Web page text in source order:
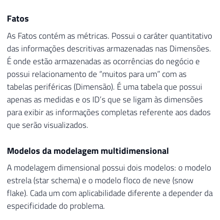
Fatos
As Fatos contém as métricas. Possui o caráter quantitativo
das informações descritivas armazenadas nas Dimensões.
É onde estão armazenadas as ocorrências do negócio e
possui relacionamento de “muitos para um” com as
tabelas periféricas (Dimensão). É uma tabela que possui
apenas as medidas e os ID’s que se ligam às dimensões
para exibir as informações completas referente aos dados
que serão visualizados.
Modelos da modelagem multidimensional
A modelagem dimensional possui dois modelos: o modelo
estrela (star schema) e o modelo floco de neve (snow
flake). Cada um com aplicabilidade diferente a depender da
especificidade do problema.